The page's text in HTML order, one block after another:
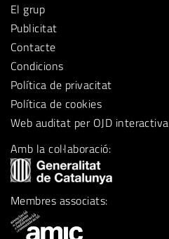
El grup
Publicitat
Contacte
Condicions
Política de privacitat
Política de cookies
Web auditat per OJD interactiva
Amb la col·laboració:
Membres associats: